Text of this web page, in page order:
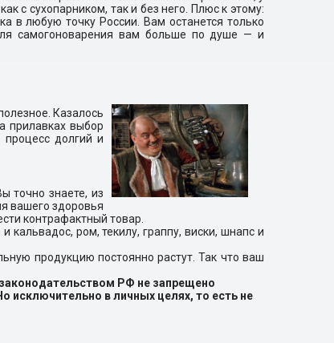
с сухопарником, так и без него. Плюс к этому:
в любую точку России. Вам останется только
самогоноварения вам больше по душе — и
Казалось
прилавках выбор
долгий и
точно знаете, из
вашего здоровья
контрафактный товар.
кальвадос, ром, текилу, граппу, виски, шнапс и
продукцию постоянно растут. Так что ваш
РФ не запрещено
исключительно в личных целях, то есть не